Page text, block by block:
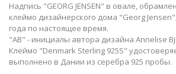
Надпись "GEORG JENSEN" в овале,
клеймо дизайнерского дома "Georg
года по настоящее время.
"AB" - инициалы автора дизайна Annelise
Клеймо "Denmark Sterling 925S"
выполнено в Дании из серебра 925 пробы.